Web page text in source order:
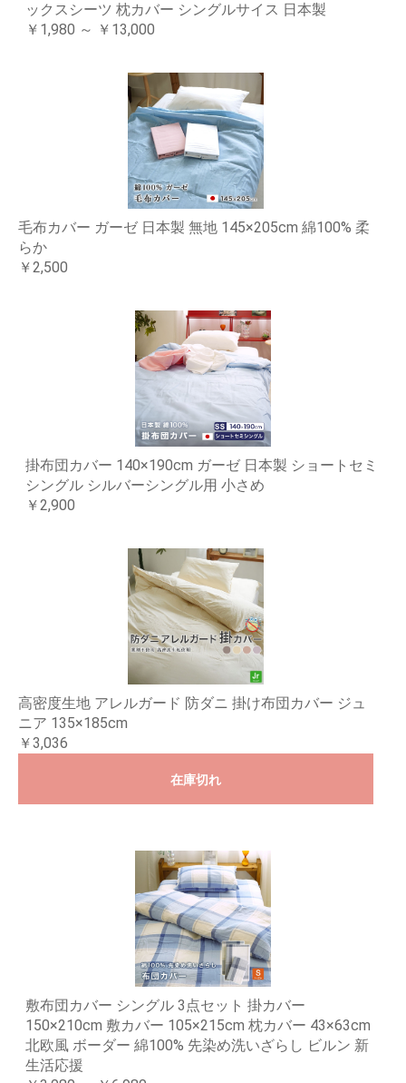
ックスシーツ 枕カバー シングルサイス 日本製
￥1,980 ～ ￥13,000
毛布カバー ガーゼ 日本製 無地 145×205cm 綿100% 柔
らか
￥2,500
掛布団カバー 140×190cm ガーゼ 日本製 ショートセミ
シングル シルバーシングル用 小さめ
￥2,900
高密度生地 アレルガード 防ダニ 掛け布団カバー ジュ
ニア 135×185cm
￥3,036
在庫切れ
敷布団カバー シングル 3点セット 掛カバー
150×210cm 敷カバー 105×215cm 枕カバー 43×63cm
北欧風 ボーダー 綿100% 先染め洗いざらし ビルン 新
生活応援